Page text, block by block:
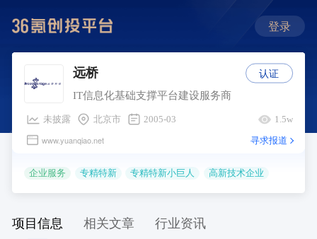
登录
远桥
IT信息化基础支撑平台建设服务商
未披露 北京市 2005-03 1.5w
www.yuanqiao.net 寻求报道
企业服务 专精特新 专精特新小巨人 高新技术企业
认证
项目信息 相关文章 行业资讯